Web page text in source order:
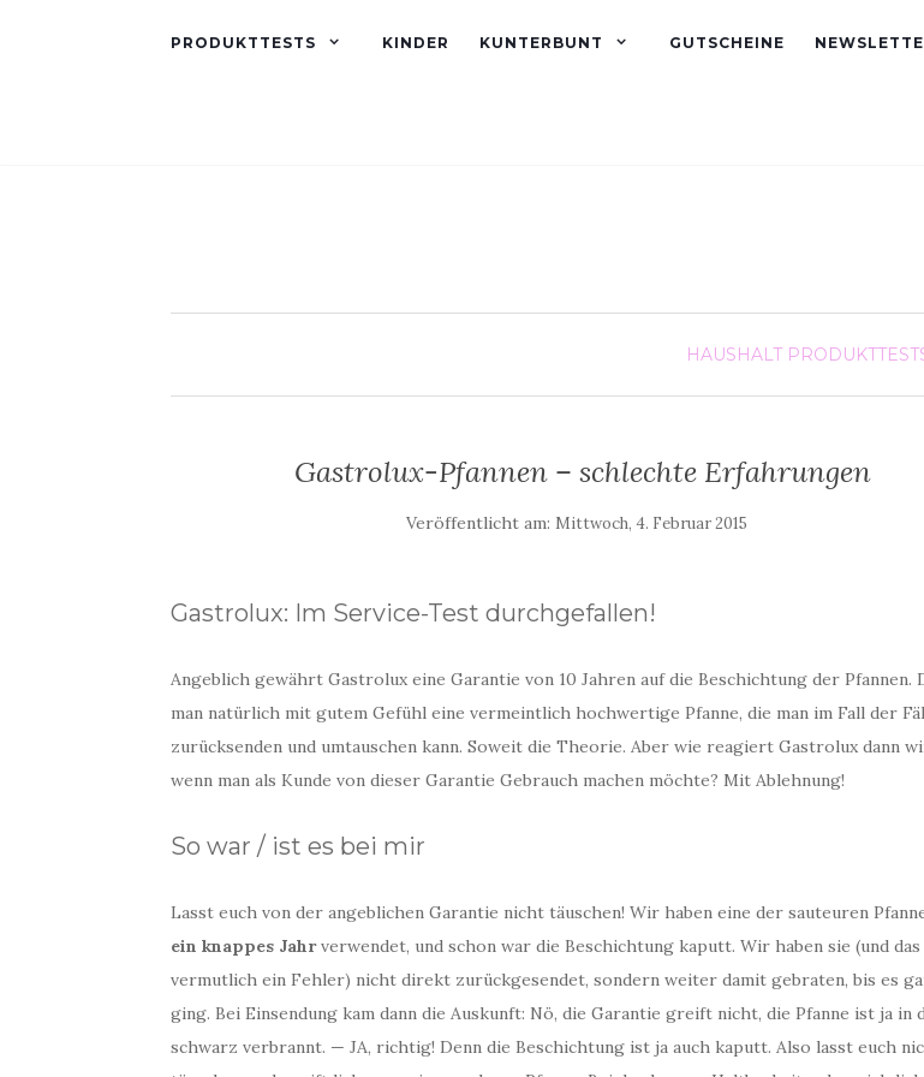
PRODUKTTESTS KINDER KUNTERBUNT GUTSCHEINE
HAUSHALT
Gastrolux-Pfannen – schlechte Erfahrungen
Veröffentlicht am: Mittwoch, 4. Februar 2015
Gastrolux: Im Service-Test durchgefallen!
Angeblich gewährt Gastrolux​ eine Garantie von 10 Jahren auf die Beschichtung der Pfannen.
man natürlich mit gutem Gefühl eine vermeintlich hochwertige Pfanne, die man im Fall der
zurücksenden und umtauschen kann. Soweit die Theorie. Aber wie reagiert Gastrolux dann
wenn man als Kunde von dieser Garantie Gebrauch machen möchte? Mit Ablehnung!
So war / ist es bei mir
Lasst euch von der angeblichen Garantie nicht täuschen! Wir haben eine der sauteuren
ein knappes Jahrverwendet, und schon war die Beschichtung kaputt. Wir haben sie (und
vermutlich ein Fehler) nicht direkt zurückgesendet, sondern weiter damit gebraten, bis es
ging. Bei Einsendung kam dann die Auskunft: Nö, die Garantie greift nicht, die Pfanne ist ja in
schwarz verbrannt. — JA, richtig! Denn die Beschichtung ist ja auch kaputt. Also lasst euch